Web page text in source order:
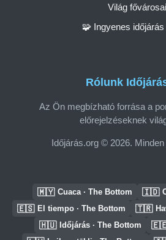
Rólunk
Az Ön megbízható forrása a
előrejelzéseknek
Időjárás.org © 2026.
Világ fővárosai
🧩 Ingyenes
🇲🇾 Cuaca · The Bottom 🇮🇩
🇪🇸 El tiempo · The Bottom 🇹🇷
🇭🇺 Időjárás · The Bottom